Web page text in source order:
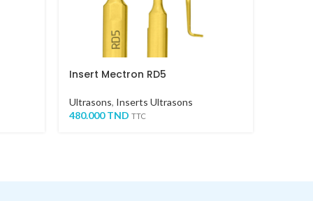
Insert Mectron RD5
Ultrasons, Inserts Ultrasons
480.000TND TTC